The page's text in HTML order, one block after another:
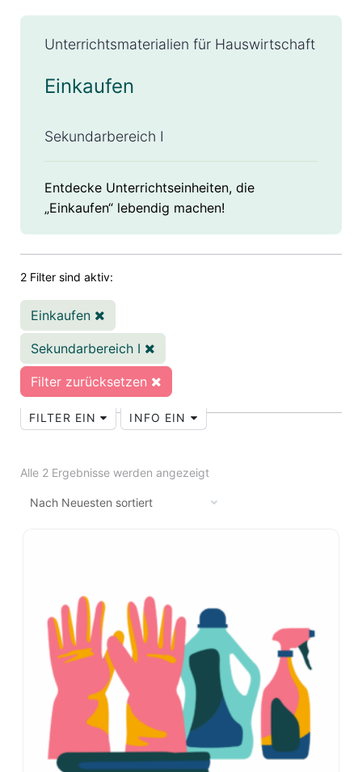
Unterrichtsmaterialien für Hauswirtschaft
Einkaufen
Sekundarbereich I
Entdecke Unterrichtseinheiten, die
„Einkaufen“ lebendig machen!
2 Filter sind aktiv:
Einkaufen
Sekundarbereich I
Filter zurücksetzen
FILTER EIN INFO EIN
Alle 2 Ergebnisse werden angezeigt